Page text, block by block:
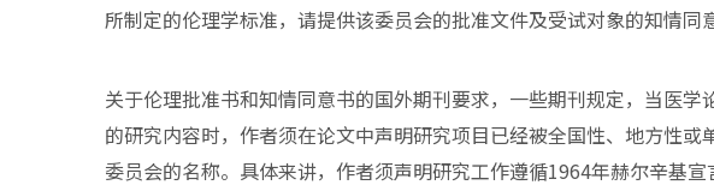
所制定的伦理学标准，请提供该委员会的批准文件及受试对象的知情同
关于伦理批准书和知情同意书的国外期刊要求，一些期刊规定，当医学
的研究内容时，作者须在论文中声明研究项目已经被全国性、地方性
委员会的名称。具体来讲，作者须声明研究工作遵循1964年赫尔辛基